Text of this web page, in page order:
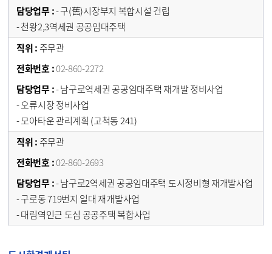
- 구(舊)시장부지 복합시설 건립
- 천왕2,3역세권 공공임대주택
주무관
02-860-2272
- 남구로역세권 공공임대주택 재개발 정비사업
- 오류시장 정비사업
- 모아타운 관리계획 (고척동 241)
주무관
02-860-2693
- 남구로2역세권 공공임대주택 도시정비형 재개발사업
- 구로동 719번지 일대 재개발사업
- 대림역인근 도심 공공주택 복합사업